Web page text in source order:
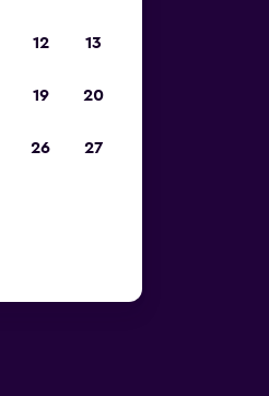
12 13
19 20
26 27